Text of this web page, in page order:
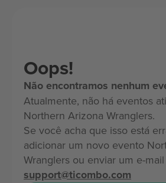
Oops!
Não encontramos nenhum
Atualmente, não há eventos
Northern Arizona Wranglers.
Se você acha que isso está
adicionar um novo evento
Wranglers ou enviar um e-
support@ticombo.com